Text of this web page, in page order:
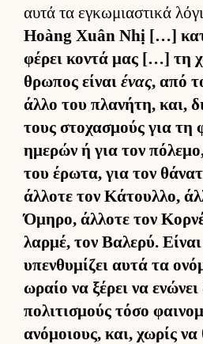
αυτά τα εγκωμια­στικά
Hoàng Xuân Nhị […]
φέρει κοντά μας […] τη
θρωπος εί­ναι ένας, από
άλλο του πλανήτη, και,
τους στοχασμούς για τη
ημερών ή για τον
του έρωτα, για τον
άλ­λοτε τον Κάτουλ­λο,
Όμηρο, άλ­λοτε τον
λαρ­μέ, τον Βαλερύ.
υπεν­θυμίζει αυτά τα
ωραίο να ξέρει να
πολιτισμούς τόσο
ανόμοιους, και, χωρίς να